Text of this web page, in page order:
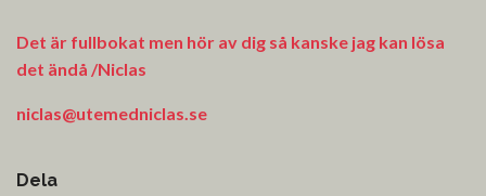
Det är fullbokat men hör av dig så kanske jag kan lösa
det ändå /Niclas
niclas@utemedniclas.se
Dela